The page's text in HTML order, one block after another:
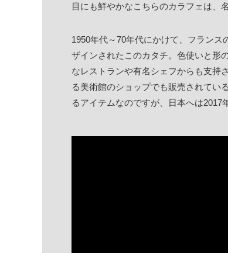
目にも鮮やかなこちらのカラフェは、
1950年代～70年代にかけて、フラン
ザインされたこのカタチ。色使いと形
なレストランや有名シェフからも支持
る美術館のショップでも販売されてい
るアイテムなのですが、日本へは2017